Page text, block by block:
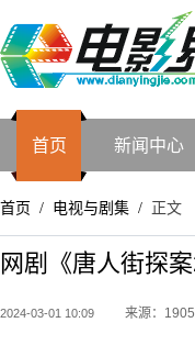
首页 新闻中心
首页 / 电视与剧集 / 正文
网剧《唐人街探
2024-03-01 10:09 来源：